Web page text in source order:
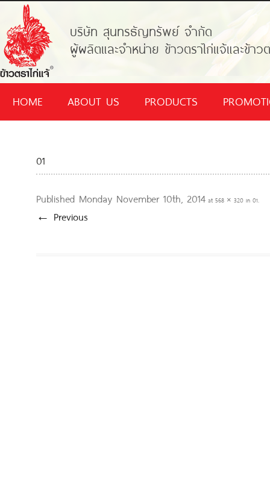
บริษัท สุนทรธัญทรัพย์ จำกัด
ผู้ผลิตและจำหน่าย ข้าวตราไก่แจ้และข้าวต
HOME ABOUT US PRODUCTS
01
Published Monday November 10th, 2014 at 568 × 320 in 01.
← Previous